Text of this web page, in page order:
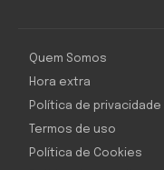
Quem Somos
Hora extra
Política de privacidade
Termos de uso
Política de Cookies